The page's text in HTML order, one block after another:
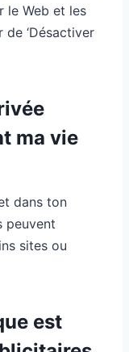
le Web et les
de ‘Désactiver
ma vie
dans ton
peuvent
sites ou
est